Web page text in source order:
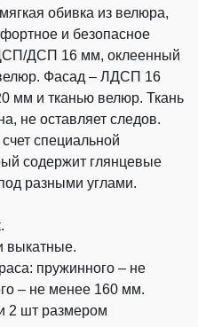
обивка из велюра,
и безопасное
ДСП 16 мм, оклеенный
Фасад – ЛДСП 16
мм и тканью велюр. Ткань
не оставляет следов.
специальной
содержит глянцевые
разными углами.
выкатные.
пружинного – не
– не менее 160 мм.
2 шт размером